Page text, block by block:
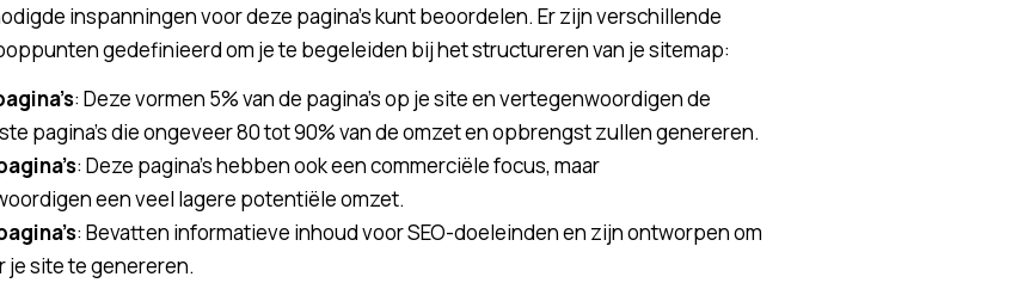
inspanningen voor deze pagina’s kunt beoordelen. Er zijn verschillende
gedefinieerd om je te begeleiden bij het structureren van je sitemap:
: Deze vormen 5% van de pagina’s op je site en vertegenwoordigen de
pagina’s die ongeveer 80 tot 90% van de omzet en opbrengst zullen genereren.
: Deze pagina’s hebben ook een commerciële focus, maar
een veel lagere potentiële omzet.
: Bevatten informatieve inhoud voor SEO-doeleinden en zijn ontworpen om
je site te genereren.